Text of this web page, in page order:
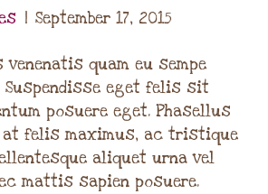
| September 17, 2015
venenatis quam eu sempe
eget felis sit
posuere eget. Phasellus
at felis maximus, ac tristique
aliquet urna vel
mattis sapien posuere.